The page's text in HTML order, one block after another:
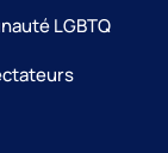
LGBTQ